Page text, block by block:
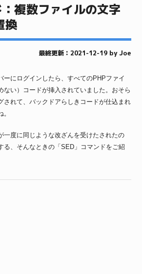
複数ファイルの文字
換
最終更新：2021-12-19 by Joe
ーにログインしたら、すべてのPHPファイ
ない）コードが挿入されていました。おそら
されて、バックドアらしきコードが仕込まれ
一度に同じような改ざんを受けたされたの
る、そんなときの「SED」コマンドをご紹